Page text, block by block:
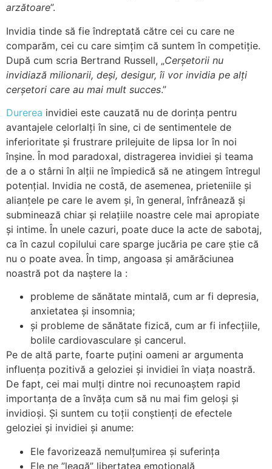
arzătoare”.
Invidia tinde să fie îndreptată către cei cu care ne
comparăm, cei cu care simțim că suntem în competiție.
După cum scria Bertrand Russell, „Cerșetorii nu
invidiază milionarii, deși, desigur, îi vor invidia pe alți
cerșetori care au mai mult succes.”
Durerea invidiei este cauzată nu de dorința pentru
avantajele celorlalți în sine, ci de sentimentele de
inferioritate și frustrare prilejuite de lipsa lor în noi
înșine. În mod paradoxal, distragerea invidiei și teama
de a o stârni în alții ne împiedică să ne atingem întregul
potențial. Invidia ne costă, de asemenea, prieteniile și
alianțele pe care le avem și, în general, înfrânează și
subminează chiar și relațiile noastre cele mai apropiate
și intime. În unele cazuri, poate duce la acte de sabotaj,
ca în cazul copilului care sparge jucăria pe care știe că
nu o poate avea. În timp, angoasa și amărăciunea
noastră pot da naștere la :
probleme de sănătate mintală, cum ar fi depresia,
anxietatea și insomnia;
și probleme de sănătate fizică, cum ar fi infecțiile,
bolile cardiovasculare și cancerul.
Pe de altă parte, foarte puțini oameni ar argumenta
influența pozitivă a geloziei și invidiei în viața noastră.
De fapt, cei mai mulți dintre noi recunoaștem rapid
importanța de a învăța cum să nu mai fim geloși și
invidioși. Și suntem cu toții conștienți de efectele
geloziei și invidiei și anume:
Ele favorizează nemulțumirea și suferința
Ele ne ”leagă” libertatea emoțională